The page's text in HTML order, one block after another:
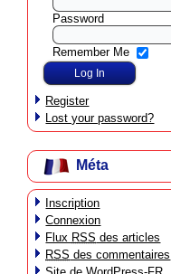
Password
Remember Me
Register
Lost your password?
Méta
Inscription
Connexion
Flux RSS des articles
RSS des commentaires